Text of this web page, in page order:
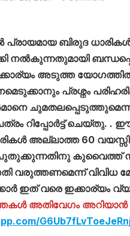
പ്രായമായ ബിരുദ
നൽകുന്നതുമായി
അടുത്ത
പ്രശ്നം
പത്രം റിപ്പോർട്ട് ചെയ്തു.
അല്ലാത്ത 60
പുതുക്കുന്നതിനു കുവൈത്ത്
വരുത്തണമെന്ന് വിവിധ
ഇത് വരെ ഇക്കാര്യം
അതിവേഗം അറിയാൻ